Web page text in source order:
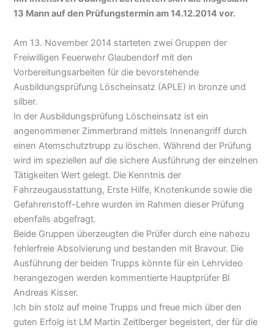
13 Mann auf den Prüfungstermin am 14.12.2014 vor.
Am 13. November 2014 starteten zwei Gruppen der
Freiwilligen Feuerwehr Glaubendorf mit den
Vorbereitungsarbeiten für die bevorstehende
Ausbildungsprüfung Löscheinsatz (APLE) in bronze und
silber.
In der Ausbildungsprüfung Löscheinsatz ist ein
angenommener Zimmerbrand mittels Innenangriff durch
einen Atemschutztrupp zu löschen. Während der Prüfung
wird im speziellen auf die sichere Ausführung der einzelnen
Tätigkeiten Wert gelegt. Die Kenntnis der
Fahrzeugausstattung, Erste Hilfe, Knotenkunde sowie die
Gefahrenstoff-Lehre wurden im Rahmen dieser Prüfung
ebenfalls abgefragt.
Beide Gruppen überzeugten die Prüfer durch eine nahezu
fehlerfreie Absolvierung und bestanden mit Bravour. Die
Ausführung der beiden Trupps könnte für ein Lehrvideo
herangezogen werden kommentierte Hauptprüfer BI
Andreas Kisser.
Ich bin stolz auf meine Trupps und freue mich über den
guten Erfolg ist LM Martin Zeitlberger begeistert, der für die